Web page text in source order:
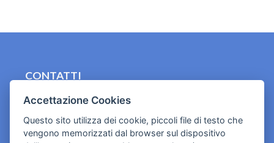
CONTATTI
contact.originebologna@gmail.com
Cookies e informativa privacy
Accettazione Cookies
Questo sito utilizza dei cookie, piccoli file di testo che
vengono memorizzati dal browser sul dispositivo